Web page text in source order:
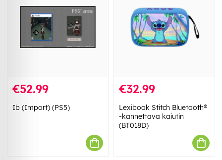
€52.99
Ib (Import) (PS5)
€32.99
Lexibook Stitch Bluetooth®
-kannettava kaiutin
(BT018D)